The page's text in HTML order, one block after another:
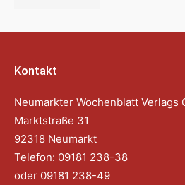
Kontakt
Neumarkter Wochenblatt Verlags
Marktstraße 31
92318 Neumarkt
Telefon: 09181 238-38
oder 09181 238-49